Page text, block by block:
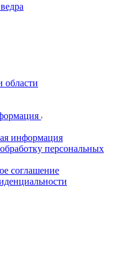
области
информация
персональных
соглашение